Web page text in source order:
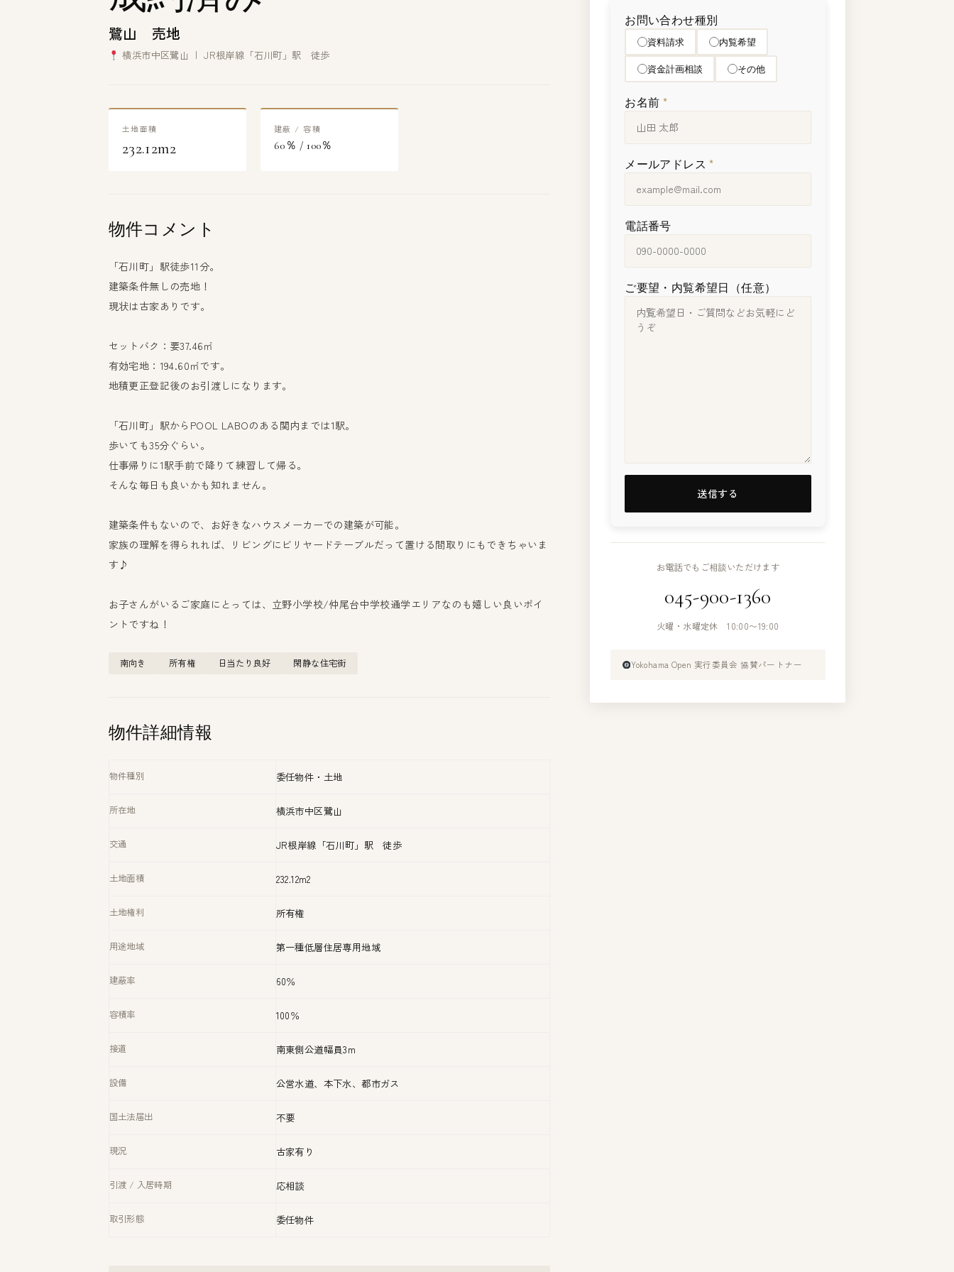
鷺山 売地
横浜市中区鷺山 | JR根岸線「石川町」駅 徒歩
土地面積
232.12m2
建蔽 / 容積
60％ / 100％
物件コメント
「石川町」駅徒歩11分。
建築条件無しの売地！
現状は古家ありです。
セットバク：要37.46㎡
有効宅地：194.60㎡です。
地積更正登記後のお引渡しになります。
「石川町」駅からPOOL LABOのある関内までは1駅。
歩いても35分ぐらい。
仕事帰りに1駅手前で降りて練習して帰る。
そんな毎日も良いかも知れません。
建築条件もないので、お好きなハウスメーカーでの建築が可能。
家族の理解を得られれば、リビングにビリヤードテーブルだって置ける間取りにもできちゃいま
す♪
お子さんがいるご家庭にとっては、立野小学校/仲尾台中学校通学エリアなのも嬉しい良いポイ
ントですね！
南向き 所有権 日当たり良好 閑静な住宅街
物件詳細情報
物件種別 委任物件・土地
所在地 横浜市中区鷺山
交通 JR根岸線「石川町」駅 徒歩
土地面積 232.12m2
土地権利 所有権
用途地域 第一種低層住居専用地域
建蔽率 60％
容積率 100％
接道 南東側公道幅員3m
設備 公営水道、本下水、都市ガス
国土法届出 不要
現況 古家有り
引渡 / 入居時期 応相談
取引形態 委任物件
お問い合わせ種別
資料請求
内覧希望
資金計画相談
その他
お名前 *
メールアドレス *
電話番号
ご要望・内覧希望日（任意）
お電話でもご相談いただけます
045-900-1360
火曜・水曜定休 10:00〜19:00
Yokohama Open 実行委員会 協賛パートナー